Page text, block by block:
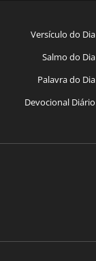
Versículo do Dia
Salmo do Dia
Palavra do Dia
Devocional Diário